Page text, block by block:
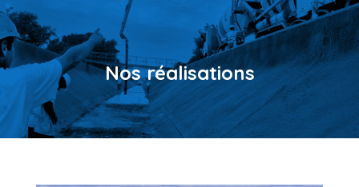
Nos réalisations